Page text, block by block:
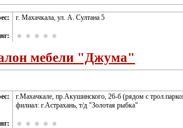
г. Махачкала, ул. А. Султана 5
мебели "Джума"
г.Махачкале, пр.Акушинского, 26-б (рядом с
филиал: г.Астрахань, т/д "Золотая рыбка"